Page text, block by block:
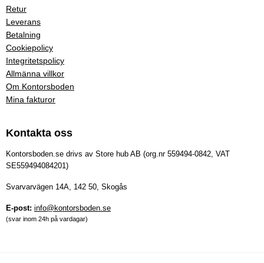
Retur
Leverans
Betalning
Cookiepolicy
Integritetspolicy
Allmänna villkor
Om Kontorsboden
Mina fakturor
Kontakta oss
Kontorsboden.se drivs av Store hub AB (org.nr 559494-0842, VAT
SE559494084201)
Svarvarvägen 14A, 142 50, Skogås
E-post: info@kontorsboden.se
(svar inom 24h på vardagar)